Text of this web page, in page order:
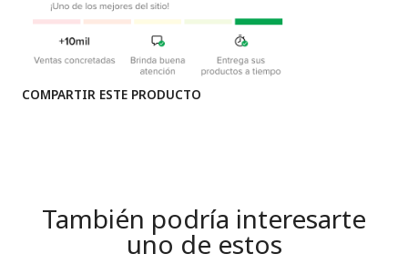
COMPARTIR ESTE PRODUCTO
También podría interesarte
uno de estos